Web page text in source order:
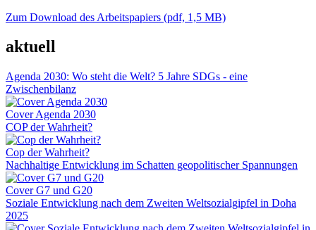
Zum Download des Arbeitspapiers (pdf, 1,5 MB)
aktuell
Agenda 2030: Wo steht die Welt? 5 Jahre SDGs - eine
Zwischenbilanz
Cover Agenda 2030
COP der Wahrheit?
Cop der Wahrheit?
Nachhaltige Entwicklung im Schatten geopolitischer Spannungen
Cover G7 und G20
Soziale Entwicklung nach dem Zweiten Weltsozialgipfel in Doha
2025